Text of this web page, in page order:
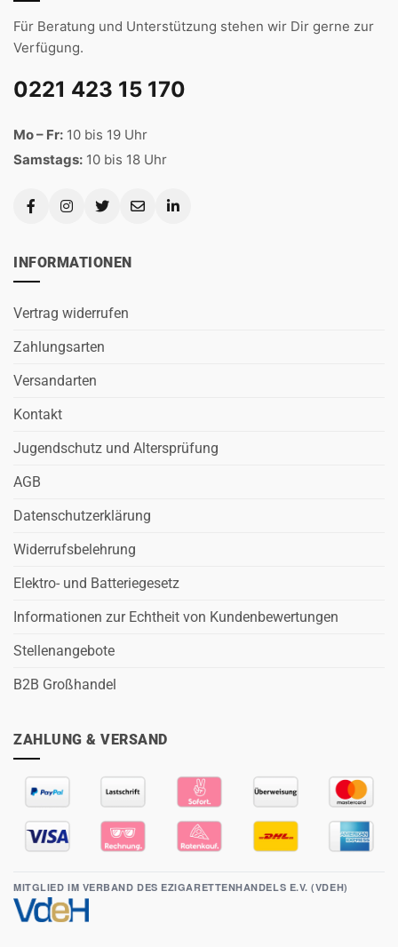
Für Beratung und Unterstützung stehen wir Dir gerne zur
Verfügung.
0221 423 15 170
Mo – Fr: 10 bis 19 Uhr
Samstags: 10 bis 18 Uhr
INFORMATIONEN
Vertrag widerrufen
Zahlungsarten
Versandarten
Kontakt
Jugendschutz und Altersprüfung
AGB
Datenschutzerklärung
Widerrufsbelehrung
Elektro- und Batteriegesetz
Informationen zur Echtheit von Kundenbewertungen
Stellenangebote
B2B Großhandel
ZAHLUNG & VERSAND
MITGLIED IM VERBAND DES EZIGARETTENHANDELS E.V. (VDEH)